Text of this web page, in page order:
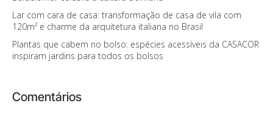
Lar com cara de casa: transformação de casa de vila com
120m² e charme da arquitetura italiana no Brasil
Plantas que cabem no bolso: espécies acessíveis da CASACOR
inspiram jardins para todos os bolsos
Comentários